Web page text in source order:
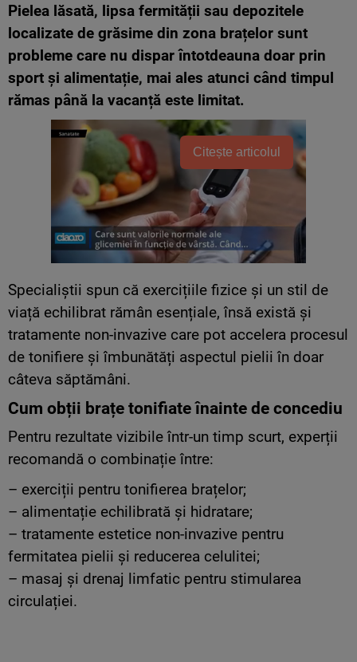
Pielea lăsată, lipsa fermității sau depozitele
localizate de grăsime din zona brațelor sunt
probleme care nu dispar întotdeauna doar prin
sport și alimentație, mai ales atunci când timpul
rămas până la vacanță este limitat.
Citește articolul
Specialiștii spun că exercițiile fizice și un stil de
viață echilibrat rămân esențiale, însă există și
tratamente non-invazive care pot accelera procesul
de tonifiere și îmbunătăți aspectul pielii în doar
câteva săptămâni.
Cum obții brațe tonifiate înainte de concediu
Pentru rezultate vizibile într-un timp scurt, experții
recomandă o combinație între:
– exerciții pentru tonifierea brațelor;
– alimentație echilibrată și hidratare;
– tratamente estetice non-invazive pentru
fermitatea pielii și reducerea celulitei;
– masaj și drenaj limfatic pentru stimularea
circulației.